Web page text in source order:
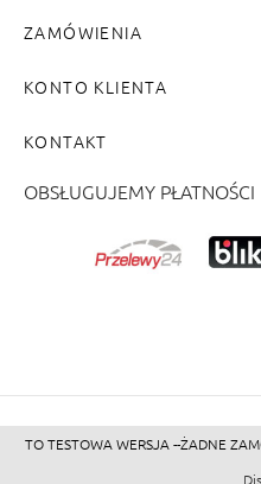
ZAMÓWIENIA
KONTO KLIENTA
KONTAKT
OBSŁUGUJEMY PŁATNOŚCI
©2026 -
TO TESTOWA WERSJA --ŻADNE